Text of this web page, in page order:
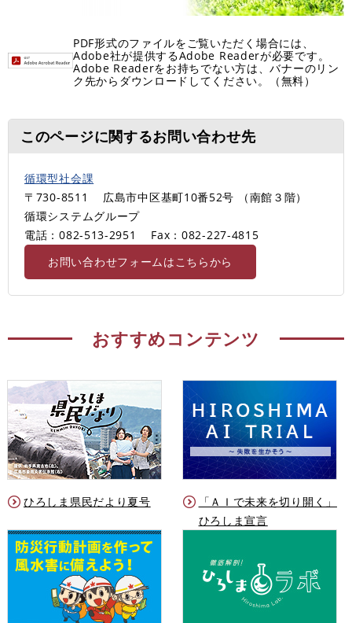
PDF形式のファイルをご覧いただく場合には、
Adobe社が提供するAdobe Readerが必要です。
Adobe Readerをお持ちでない方は、バナーのリン
ク先からダウンロードしてください。（無料）
このページに関するお問い合わせ先
循環型社会課
〒730-8511
広島市中区基町10番52号 （南館３階）
循環システムグループ
電話：082-513-2951
Fax：082-227-4815
お問い合わせフォームはこちらから
おすすめコンテンツ
ひろしま県民だより夏号
「ＡＩで未来を切り開く」
ひろしま宣言